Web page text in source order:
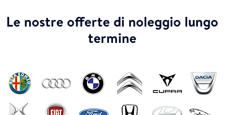
Le nostre offerte di noleggio lungo
termine